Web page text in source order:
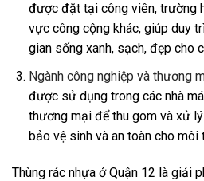
được đặt tại công viên, trường
vực công cộng khác, giúp duy
gian sống xanh, sạch, đẹp cho
Ngành công nghiệp và thương
được sử dụng trong các nhà
thương mại để thu gom và xử
bảo vệ sinh và an toàn cho môi
Thùng rác nhựa ở Quận 12 là giải